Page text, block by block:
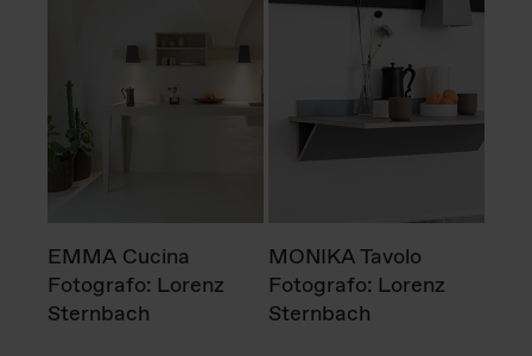
EMMA Cucina
Fotografo: Lorenz
Sternbach
MONIKA Tavolo
Fotografo: Lorenz
Sternbach